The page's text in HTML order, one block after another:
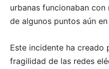
urbanas funcionaban
de algunos puntos aún
Este incidente ha creado
fragilidad de las redes